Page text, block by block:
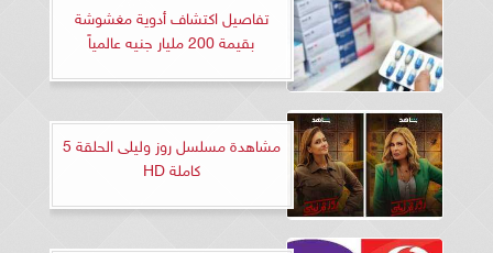
تفاصيل اكتشاف أدوية مغشوشة
بقيمة 200 مليار جنيه عالمياً
مشاهدة مسلسل روز وليلى الحلقة 5
كاملة HD